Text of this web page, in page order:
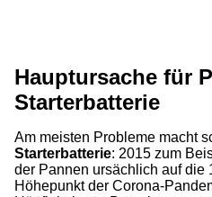
Hauptursache für
Starterbatterie
Am meisten Probleme macht
Starterbatterie: 2015 zum
der Pannen ursächlich auf die
Höhepunkt der Corona-